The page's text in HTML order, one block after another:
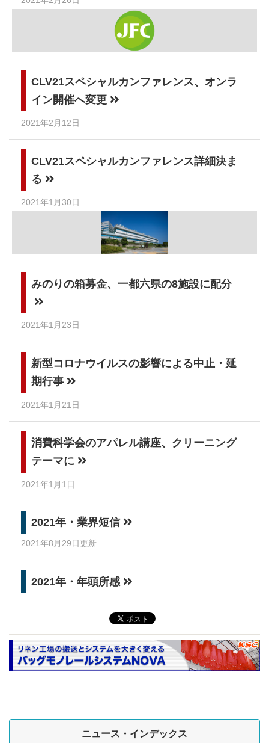
CLV21スペシャルカンファレンス、オンラ
イン開催へ変更
2021年2月12日
CLV21スペシャルカンファレンス詳細決ま
る
2021年1月30日
みのりの箱募金、一都六県の8施設に配分
2021年1月23日
新型コロナウイルスの影響による中止・延
期行事
2021年1月21日
消費科学会のアパレル講座、クリーニング
テーマに
2021年1月1日
2021年・業界短信
2021年8月29日更新
2021年・年頭所感
ニュース・インデックス